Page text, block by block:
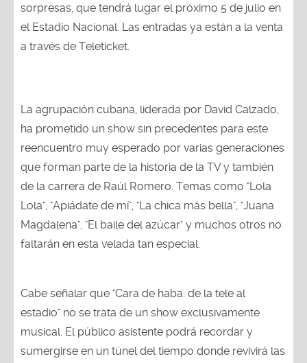
sorpresas, que tendrá lugar el próximo 5 de julio en
el Estadio Nacional. Las entradas ya están a la venta
a través de Teleticket.
La agrupación cubana, liderada por David Calzado,
ha prometido un show sin precedentes para este
reencuentro muy esperado por varias generaciones
que forman parte de la historia de la TV y también
de la carrera de Raúl Romero. Temas como "Lola
Lola", "Apiádate de mí", "La chica más bella", "Juana
Magdalena", "El baile del azúcar" y muchos otros no
faltarán en esta velada tan especial.
Cabe señalar que "Cara de haba: de la tele al
estadio" no se trata de un show exclusivamente
musical. El público asistente podrá recordar y
sumergirse en un túnel del tiempo donde revivirá las